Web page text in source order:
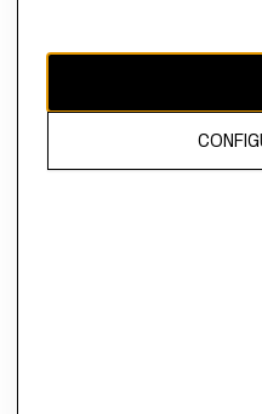
El contenido de esta página
propiedad de H&M Hennes &